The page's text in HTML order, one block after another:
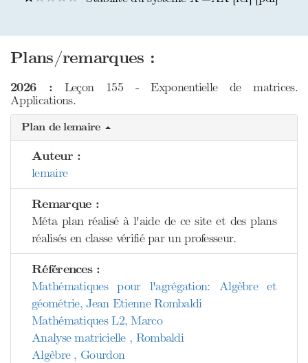
Plans/remarques :
2026 : Leçon 155 - Exponentielle de matrices.
Applications.
Plan de lemaire
Auteur :
lemaire
Remarque :
Méta plan réalisé à l'aide de ce site et des plans
réalisés en classe vérifié par un professeur.
Références :
Mathématiques pour l'agrégation: Algèbre et
géométrie, Jean Etienne Rombaldi
Mathématiques L2, Marco
Analyse matricielle , Rombaldi
Algèbre , Gourdon